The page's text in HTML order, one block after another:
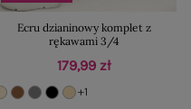
Ecru dzianinowy komplet z
rękawami 3/4
179,99 zł
+1